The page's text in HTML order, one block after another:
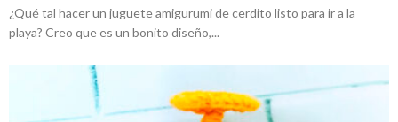
¿Qué tal hacer un juguete amigurumi de cerdito listo para ir a la
playa? Creo que es un bonito diseño,...